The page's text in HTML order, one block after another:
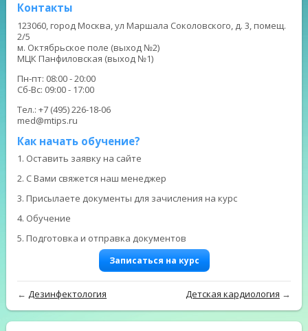
Контакты
123060, город Москва, ул Маршала Соколовского, д. 3, помещ.
2/5
м. Октябрьское поле (выход №2)
МЦК Панфиловская (выход №1)
Пн-пт: 08:00 - 20:00
Сб-Вс: 09:00 - 17:00
Тел.: +7 (495) 226-18-06
med@mtips.ru
Как начать обучение?
1. Оставить заявку на сайте
2. С Вами свяжется наш менеджер
3. Присылаете документы для зачисления на курс
4. Обучение
5. Подготовка и отправка документов
Записаться на курс
←Дезинфектология Детская кардиология →